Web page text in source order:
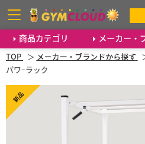
商品カテゴリ メーカー・
TOP メーカー・ブランドから探す
パワ−ラック
新品